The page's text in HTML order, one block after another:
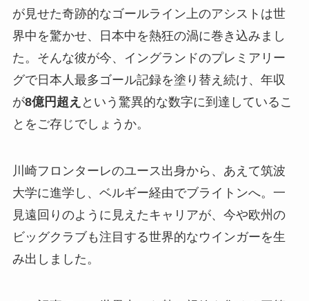
が見せた奇跡的なゴールライン上のアシストは世
界中を驚かせ、日本中を熱狂の渦に巻き込みまし
た。そんな彼が今、イングランドのプレミアリー
グで日本人最多ゴール記録を塗り替え続け、年収
が8億円超え という驚異的な数字に到達しているこ
とをご存じでしょうか。
川崎フロンターレのユース出身から、あえて筑波
大学に進学し、ベルギー経由でブライトンへ。一
見遠回りのように見えたキャリアが、今や欧州の
ビッグクラブも注目する世界的なウインガーを生
み出しました。